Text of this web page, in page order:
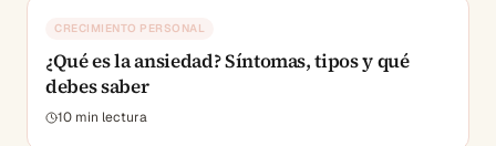
CRECIMIENTO PERSONAL
¿Qué es la ansiedad? Síntomas, tipos y qué
debes saber
10 min lectura